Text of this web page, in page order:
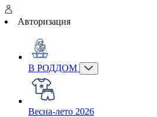
Авторизация
В РОДДОМ
Весна-лето 2026